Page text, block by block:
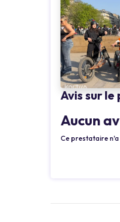
Avis sur
Aucun
Ce prestataire